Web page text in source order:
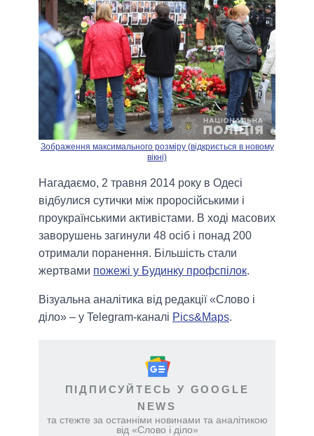
Зображення максимального розміру (відкриється в новому
вікні)
Нагадаємо, 2 травня 2014 року в Одесі
відбулися сутички між проросійськими і
проукраїнськими активістами. В ході масових
заворушень загинули 48 осіб і понад 200
отримали поранення. Більшість стали
жертвами пожежі у Будинку профспілок.
Візуальна аналітика від редакції «Слово і
діло» – у Telegram-каналі Pics&Maps.
ПІДПИСУЙТЕСЬ У GOOGLE
NEWS
та стежте за останніми новинами та аналітикою
від «Слово і діло»